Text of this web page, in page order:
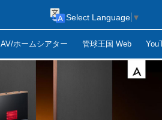
AV/ホームシアター 管球王国 Web
Select Language ▼